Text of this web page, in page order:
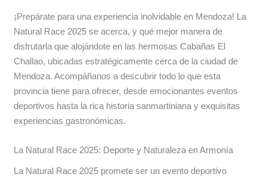
¡Prepárate para una experiencia inolvidable en Mendoza! La
Natural Race 2025 se acerca, y qué mejor manera de
disfrutarla que alojándote en las hermosas Cabañas El
Challao, ubicadas estratégicamente cerca de la ciudad de
Mendoza. Acompáñanos a descubrir todo lo que esta
provincia tiene para ofrecer, desde emocionantes eventos
deportivos hasta la rica historia sanmartiniana y exquisitas
experiencias gastronómicas.
La Natural Race 2025: Deporte y Naturaleza en Armonía
La Natural Race 2025 promete ser un evento deportivo